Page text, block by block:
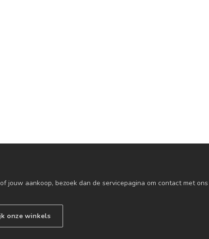
jouw aankoop, bezoek dan de servicepagina om contact met ons
onze winkels